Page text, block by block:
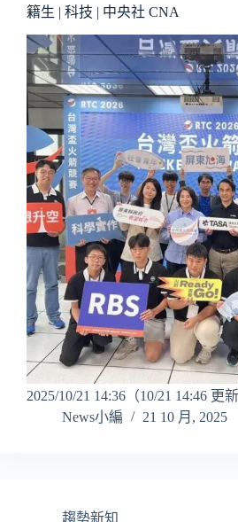
籍生 | 科技 | 中央社 CNA
2025/10/21 14:36（10/21 14:46 更
News小編
21 10 月, 2025
趨勢新知